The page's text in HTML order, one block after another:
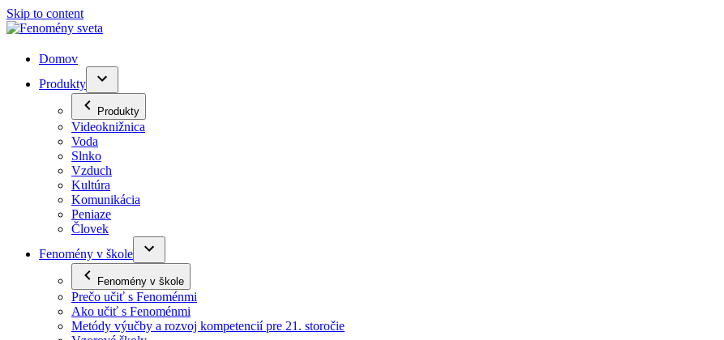
Skip to content
Domov
Produkty
Produkty
Videoknižnica
Voda
Slnko
Vzduch
Kultúra
Komunikácia
Peniaze
Človek
Fenomény v škole
Fenomény v škole
Prečo učiť s Fenoménmi
Ako učiť s Fenoménmi
Metódy výučby a rozvoj kompetencií pre 21. storočie